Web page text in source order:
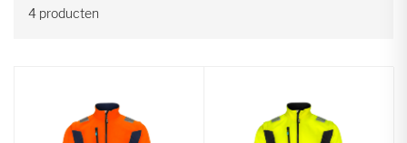
4 producten